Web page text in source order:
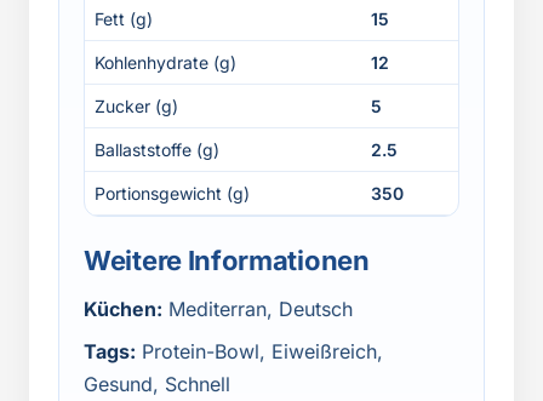
Fett (g) 15
Kohlenhydrate (g) 12
Zucker (g) 5
Ballaststoffe (g) 2.5
Portionsgewicht (g) 350
Weitere Informationen
Küchen: Mediterran, Deutsch
Tags: Protein-Bowl, Eiweißreich,
Gesund, Schnell